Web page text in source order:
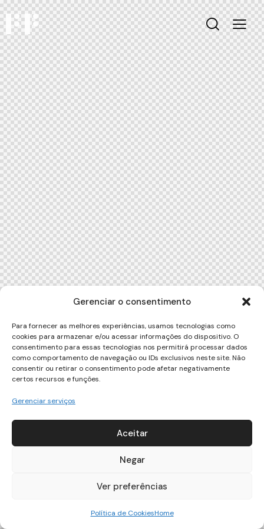
Gerenciar o consentimento
Para fornecer as melhores experiências, usamos tecnologias como
cookies para armazenar e/ou acessar informações do dispositivo. O
consentimento para essas tecnologias nos permitirá processar dados
como comportamento de navegação ou IDs exclusivos neste site. Não
consentir ou retirar o consentimento pode afetar negativamente
certos recursos e funções.
Gerenciar serviços
Aceitar
Negar
Ver preferências
Política de CookiesHome